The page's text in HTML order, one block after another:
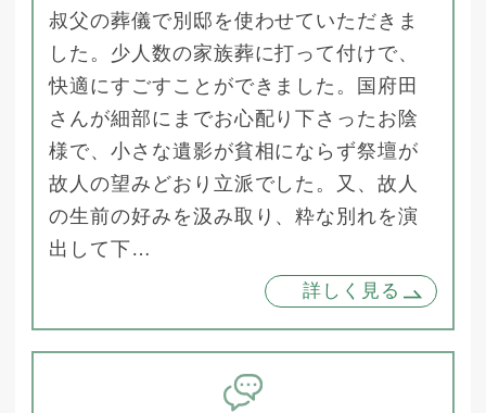
叔父の葬儀で別邸を使わせていただきま
した。少人数の家族葬に打って付けで、
快適にすごすことができました。国府田
さんが細部にまでお心配り下さったお陰
様で、小さな遺影が貧相にならず祭壇が
故人の望みどおり立派でした。又、故人
の生前の好みを汲み取り、粋な別れを演
出して下…
詳しく見る